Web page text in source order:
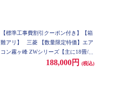
【標準工事費割引クーポン付き】【箱
難アリ】
三菱 【数量限定特価】エア
コン霧ヶ峰 ZWシリーズ【主に18畳/5.
6KW/200V/ピュアホワイト/2023年モ
188,000円 (税込)